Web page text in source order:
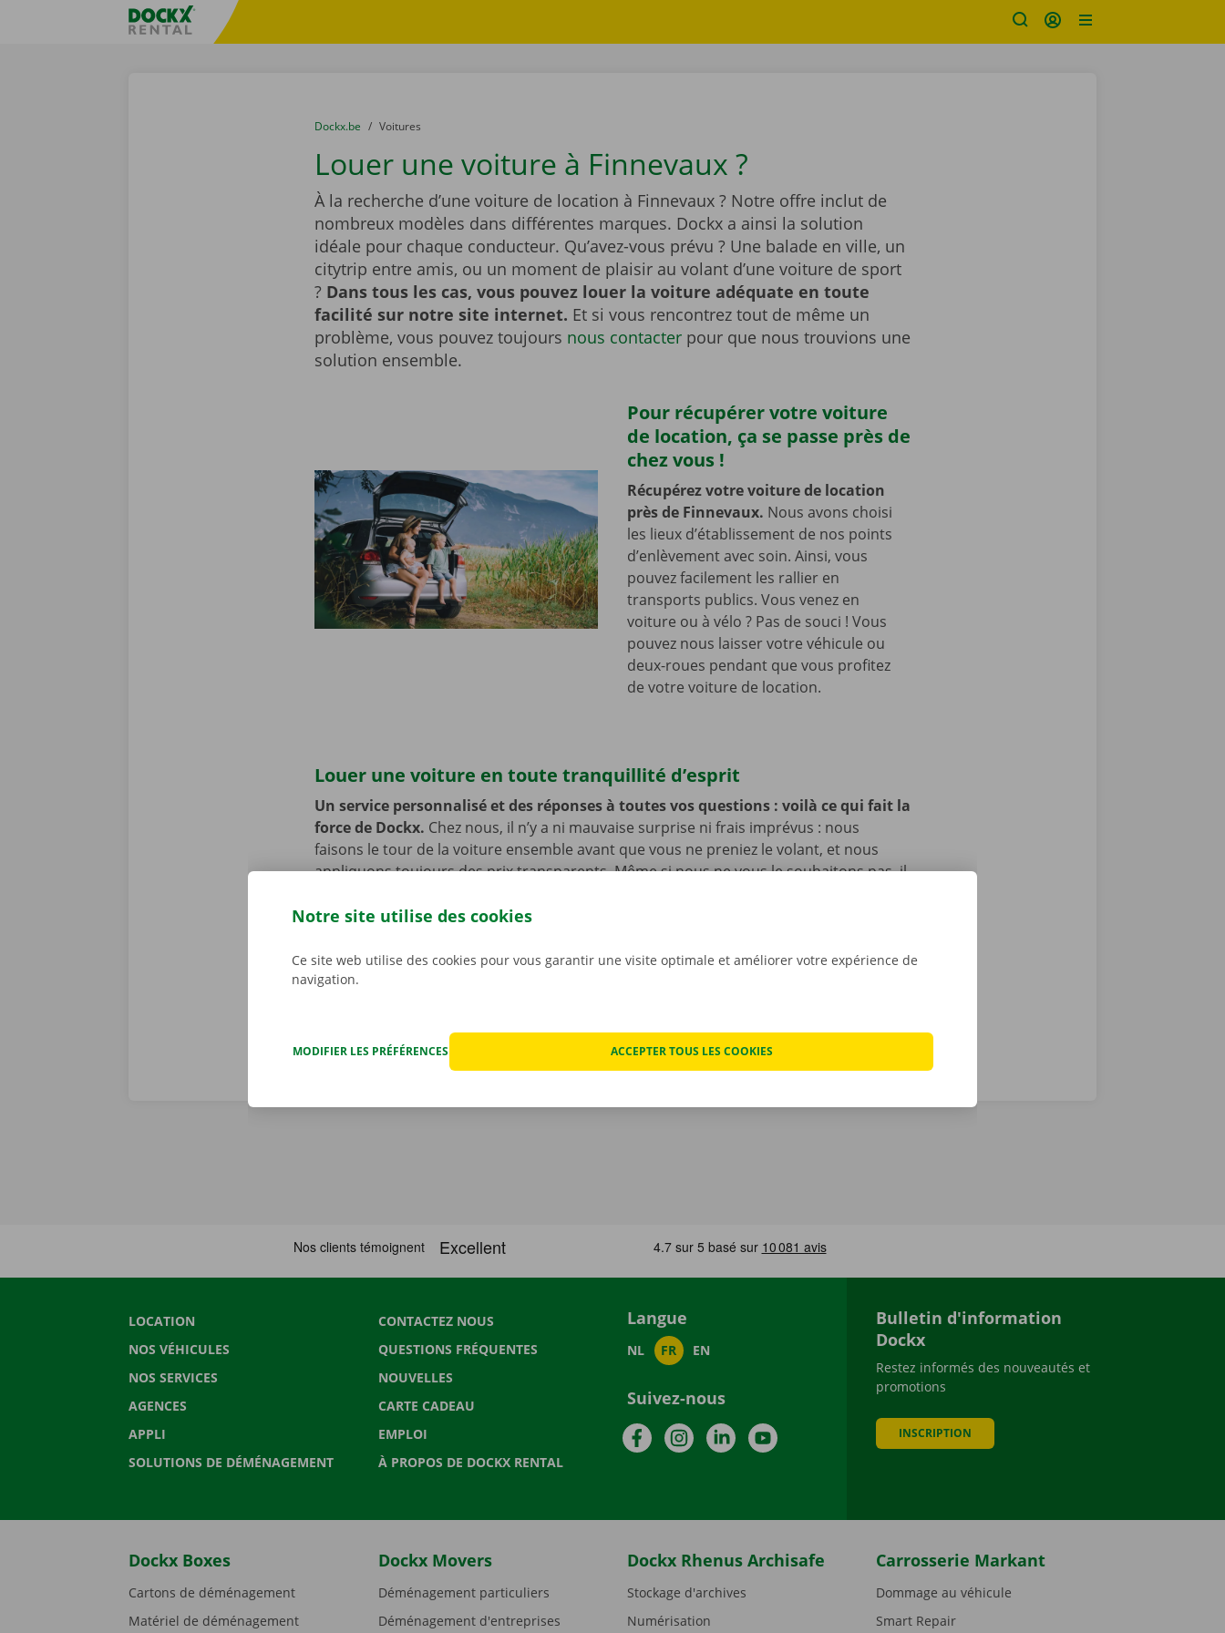
sitename
You are here:
du
Dockx.be to
Voitures
Louer une voiture à Finnevaux ?
À la recherche d’une voiture de location à Finnevaux ? Notre offre inclut de
nombreux modèles dans différentes marques. Dockx a ainsi la solution
idéale pour chaque conducteur. Qu’avez-vous prévu ? Une balade en ville, un
citytrip entre amis, ou un moment de plaisir au volant d’une voiture de sport
? Dans tous les cas, vous pouvez louer la voiture adéquate en toute
facilité sur notre site internet. Et si vous rencontrez tout de même un
problème, vous pouvez toujours nous contacterpour que nous trouvions une
solution ensemble.
Pour récupérer votre voiture
de location, ça se passe près de
chez vous !
Récupérez votre voiture de location
près de Finnevaux. Nous avons choisi
les lieux d’établissement de nos points
d’enlèvement avec soin. Ainsi, vous
pouvez facilement les rallier en
transports publics. Vous venez en
voiture ou à vélo ? Pas de souci ! Vous
pouvez nous laisser votre véhicule ou
deux-roues pendant que vous profitez
de votre voiture de location.
Louer une voiture en toute tranquillité d’esprit
Un service personnalisé et des réponses à toutes vos questions : voilà ce qui fait la
force de Dockx. Chez nous, il n’y a ni mauvaise surprise ni frais imprévus : nous
faisons le tour de la voiture ensemble avant que vous ne preniez le volant, et nous
appliquons toujours des prix transparents. Même si nous ne vous le souhaitons pas, il
cours de la période de location. Vous pourrez dans ce cas compter sur notre service
Dockx, vous prenez la route en toute sérénité !
LOCATION
NOS VÉHICULES
NOS SERVICES
AGENCES
APPLI
SOLUTIONS DE DÉMÉNAGEMENT
CONTACTEZ NOUS
QUESTIONS FRÉQUENTES
NOUVELLES
CARTE CADEAU
EMPLOI
À PROPOS DE DOCKX RENTAL
Langue
NL FR EN
Suivez-nous
FacebookInstagramLinkedInYouTube
Bulletin d'information
Dockx
Restez informés des nouveautés et
promotions
INSCRIPTION
Dockx Boxes
Cartons de déménagement
Matériel de déménagement
Dockx Movers
Déménagement particuliers
Déménagement d'entreprises
Dockx Rhenus Archisafe
Stockage d'archives
Numérisation
Carrosserie Markant
Dommage au véhicule
Smart Repair
Notre site utilise des cookies
Ce site web utilise des cookies pour vous garantir une visite optimale et améliorer votre expérience de
navigation.
MODIFIER LES PRÉFÉRENCES ACCEPTER TOUS LES COOKIES